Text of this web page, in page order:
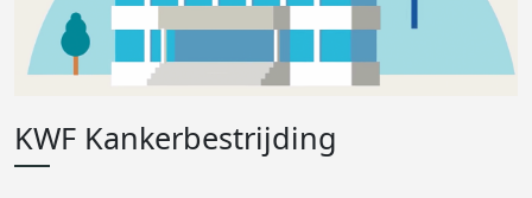
KWF Kankerbestrijding